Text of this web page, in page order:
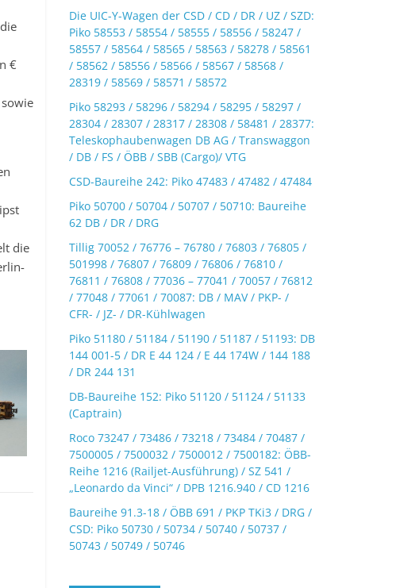
€
die
Die UIC-Y-Wagen der CSD / CD / DR / UZ / SZD:
Piko 58553 / 58554 / 58555 / 58556 / 58247 /
58557 / 58564 / 58565 / 58563 / 58278 / 58561
/ 58562 / 58556 / 58566 / 58567 / 58568 /
28319 / 58569 / 58571 / 58572
Piko 58293 / 58296 / 58294 / 58295 / 58297 /
28304 / 28307 / 28317 / 28308 / 58481 / 28377:
Teleskophaubenwagen DB AG / Transwaggon
/ DB / FS / ÖBB / SBB (Cargo)/ VTG
CSD-Baureihe 242: Piko 47483 / 47482 / 47484
Piko 50700 / 50704 / 50707 / 50710: Baureihe
62 DB / DR / DRG
Tillig 70052 / 76776 – 76780 / 76803 / 76805 /
501998 / 76807 / 76809 / 76806 / 76810 /
76811 / 76808 / 77036 – 77041 / 70057 / 76812
/ 77048 / 77061 / 70087: DB / MAV / PKP- /
CFR- / JZ- / DR-Kühlwagen
Piko 51180 / 51184 / 51190 / 51187 / 51193: DB
144 001-5 / DR E 44 124 / E 44 174W / 144 188
/ DR 244 131
DB-Baureihe 152: Piko 51120 / 51124 / 51133
(Captrain)
Roco 73247 / 73486 / 73218 / 73484 / 70487 /
7500005 / 7500032 / 7500012 / 7500182: ÖBB-
Reihe 1216 (Railjet-Ausführung) / SZ 541 /
„Leonardo da Vinci“ / DPB 1216.940 / CD 1216
Baureihe 91.3-18 / ÖBB 691 / PKP TKi3 / DRG /
CSD: Piko 50730 / 50734 / 50740 / 50737 /
50743 / 50749 / 50746